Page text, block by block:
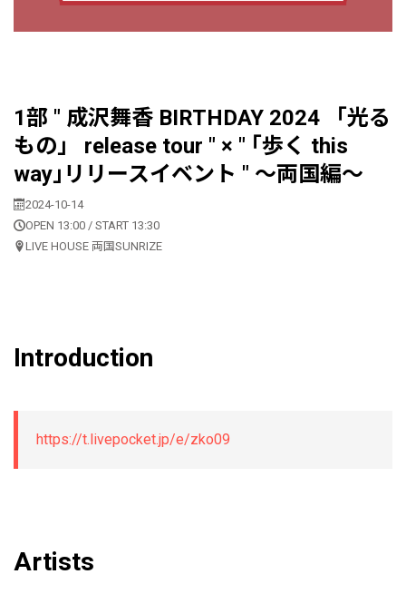
1部 " 成沢舞香 BIRTHDAY 2024 「光る
もの」 release tour " × " ｢歩く this
way｣リリースイベント " 〜両国編〜
2024-10-14
OPEN 13:00 / START 13:30
LIVE HOUSE 両国SUNRIZE
Introduction
https://t.livepocket.jp/e/zko09
Artists